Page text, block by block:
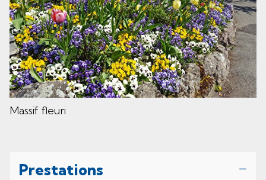
Massif fleuri
Prestations